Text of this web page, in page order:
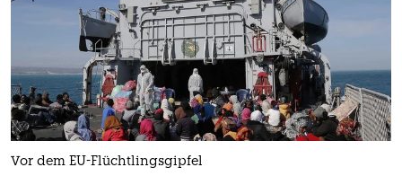
Vor dem EU-Flüchtlingsgipfel